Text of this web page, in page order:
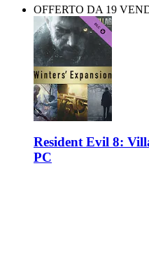
OFFERTO DA 19
Resident Evil 8:
PC